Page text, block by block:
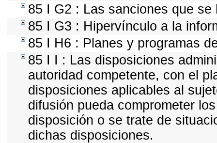
85 I G2 : Las sanciones que
85 I G3 : Hipervínculo a la
85 I H6 : Planes y programas
85 I I : Las disposiciones
autoridad competente, con el
disposiciones aplicables al
difusión pueda comprometer
disposición o se trate de
dichas disposiciones.